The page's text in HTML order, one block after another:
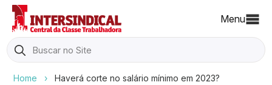
Menu
Search
for:
Home › Haverá corte no salário mínimo em 2023?